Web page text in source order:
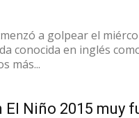
a golpear el
conocida en inglés
más...
Niño 2015 muy